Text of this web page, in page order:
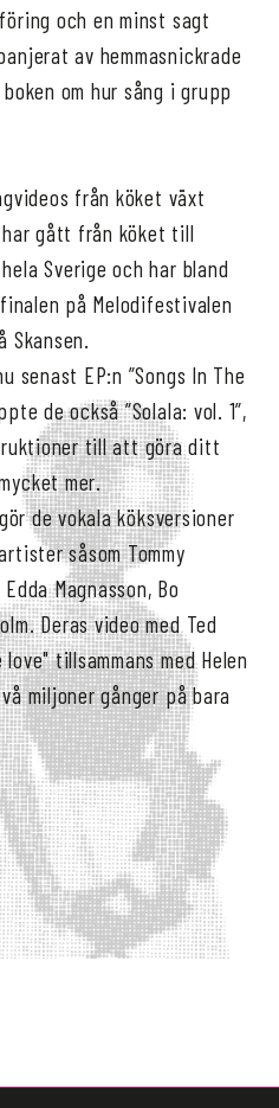
och en minst sagt
av hemmasnickrade
om hur sång i grupp
från köket växt
gått från köket till
Sverige och har bland
på Melodifestivalen
Skansen.
senast EP:n ”Songs In The
de också ”Solala: vol. 1”,
till att göra ditt
mer.
de vokala köksversioner
såsom Tommy
Magnasson, Bo
Deras video med Ted
tillsammans med Helen
miljoner gånger på bara